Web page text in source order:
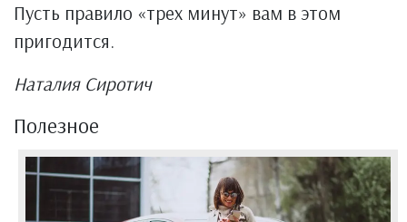
Пусть правило «трех минут» вам в этом
пригодится.
Наталия Сиротич
Полезное